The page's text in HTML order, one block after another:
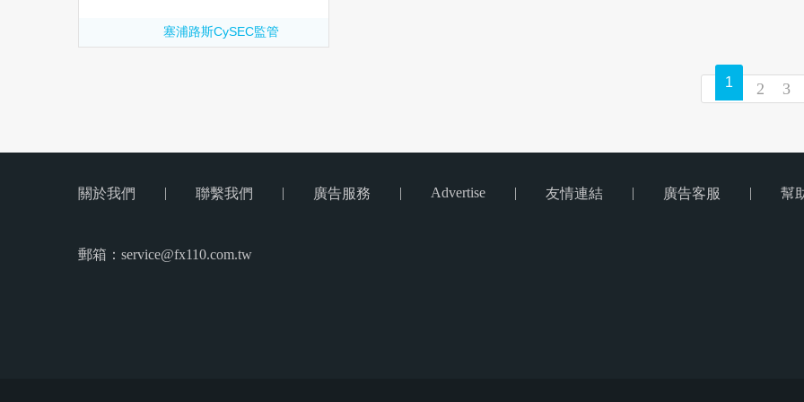
塞浦路斯CySEC監管
1 2 3
關於我們 | 聯繫我們 | 廣告服務 | Advertise | 友情連結 | 廣告客服 | 幫
郵箱：service@fx110.com.tw